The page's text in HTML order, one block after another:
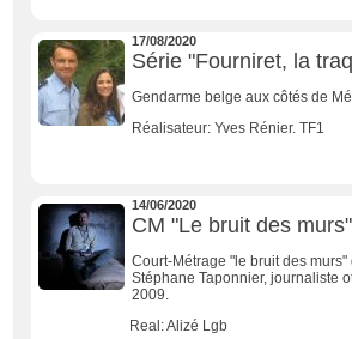
17/08/2020
Série "Fourniret, la
Gendarme belge aux côtés de
Réalisateur: Yves Rénier. TF1
14/06/2020
CM "Le bruit des murs"
Court-Métrage "le bruit des
Stéphane Taponnier, journaliste
2009.
Real: Alizé Lgb